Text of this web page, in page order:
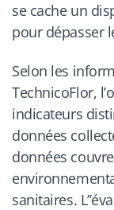
se cache un
pour dépasser
Selon les
TechnicoFlor,
indicateurs
données
données
sanitaires.